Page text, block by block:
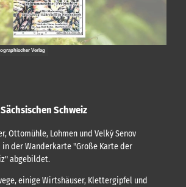
Schweiz
Ottomühle, Lohmen und Velký Senov
in der Wanderkarte "Große Karte der
abgebildet.
einige Wirtshäuser, Klettergipfel und
Verlag